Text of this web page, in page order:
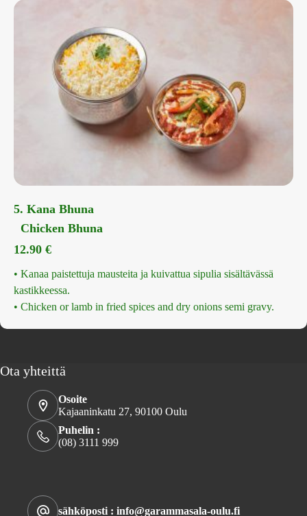
5. Kana Bhuna
Chicken Bhuna
12.90 €
• Kanaa paistettuja mausteita ja kuivattua sipulia sisältävässä
kastikkeessa.
• Chicken or lamb in fried spices and dry onions semi gravy.
Ota yhteittä
Osoite
Kajaaninkatu 27, 90100 Oulu
Puhelin :
(08) 3111 999
sähköposti : info@garammasala-oulu.fi